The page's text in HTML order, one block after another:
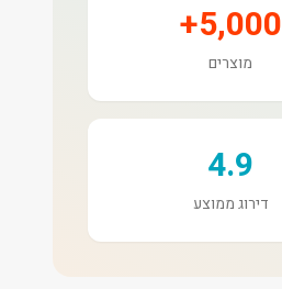
5,000+
מוצרים
4.9
דירוג ממוצע